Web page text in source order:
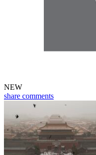
NEW
share comments